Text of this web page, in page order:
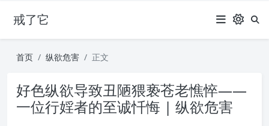
戒了它
首页 纵欲危害 正文
好色纵欲导致丑陋猥亵苍老憔悴——
一位行婬者的至诚忏悔 | 纵欲危害